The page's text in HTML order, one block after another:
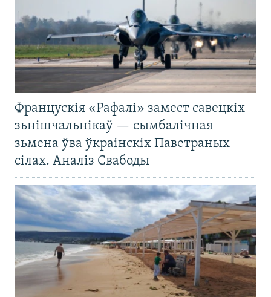
Францускія «Рафалі» замест савецкіх
зьнішчальнікаў — сымбалічная
зьмена ўва ўкраінскіх Паветраных
сілах. Аналіз Свабоды